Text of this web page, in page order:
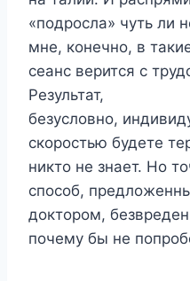
«подросла» чуть ли
мне, конечно, в
сеанс верится с
Результат,
безусловно,
скоростью будете
никто не знает. Но
способ,
доктором,
почему бы не